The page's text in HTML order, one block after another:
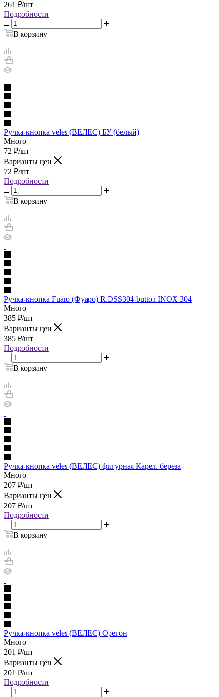
261 ₽/шт
Подробности
В корзину
Ручка-кнопка veles (ВЕЛЕС) БУ (белый)
Много
72 ₽/шт
Варианты цен
72 ₽/шт
Подробности
В корзину
Ручка-кнопка Fuaro (Фуаро) R.DSS304-button INOX 304
Много
385 ₽/шт
Варианты цен
385 ₽/шт
Подробности
В корзину
Ручка-кнопка veles (ВЕЛЕС) фигурная Карел. береза
Много
207 ₽/шт
Варианты цен
207 ₽/шт
Подробности
В корзину
Ручка-кнопка veles (ВЕЛЕС) Орегон
Много
201 ₽/шт
Варианты цен
201 ₽/шт
Подробности